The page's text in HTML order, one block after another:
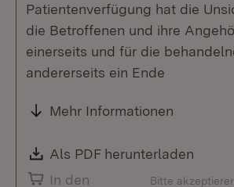
Patientenverfügung hat die
die Betroffenen und ihre
einerseits und für die
andererseits ein Ende
Mehr Informationen
Download:
Als PDF herunterladen
In den
Bitte